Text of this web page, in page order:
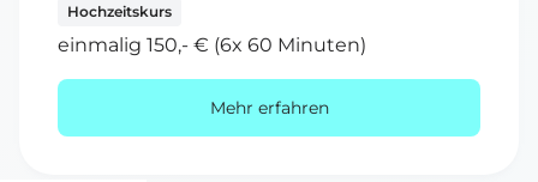
Hochzeitskurs
einmalig 150,- € (6x 60 Minuten)
Mehr erfahren